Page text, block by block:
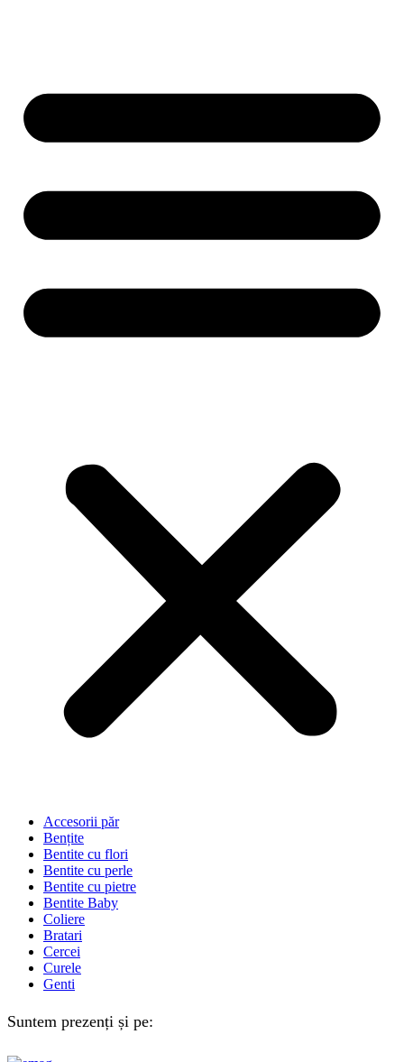
Accesorii păr
Bențite
Bentite cu flori
Bentite cu perle
Bentite cu pietre
Bentite Baby
Coliere
Bratari
Cercei
Curele
Genti
Suntem prezenți și pe: